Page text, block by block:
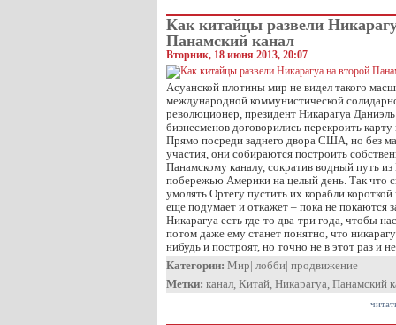
Как китайцы развели
Панамский канал
Вторник, 18 июня 2013, 20:07
Асуанской плотины мир не видел такого
международной коммунистической
революционер, президент Никарагуа
бизнесменов договорились перекроить
Прямо посреди заднего двора США, но без
участия, они собираются построить
Панамскому каналу, сократив водный путь
побережью Америки на целый день. Так что
умолять Ортегу пустить их корабли
еще подумает и откажет – пока не покаются
Никарагуа есть где-то два-три года, чтобы
потом даже ему станет понятно, что
нибудь и построят, но точно не в этот раз и
Категории: Мир| лобби| продвижение
Метки: канал, Китай, Никарагуа, Панамский